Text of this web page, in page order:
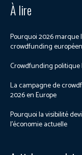
À lire
Pourquoi 2026 marque
crowdfunding
Crowdfunding
La campagne de
2026 en Europe
Pourquoi la visibilité
l’économie actuelle